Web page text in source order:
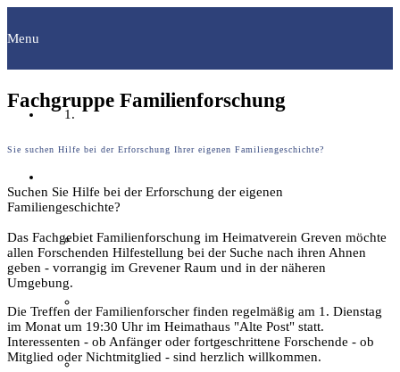
Menu
Startseite
Archäologie
Familienforschung
Fachgruppe Familienforschung
Sie suchen Hilfe bei der Erforschung Ihrer eigenen Familiengeschichte?
Suchen Sie Hilfe bei der Erforschung der eigenen
Familiengeschichte?
Das Fachgebiet Familienforschung im Heimatverein Greven möchte
allen Forschenden Hilfestellung bei der Suche nach ihren Ahnen
geben - vorrangig im Grevener Raum und in der näheren
Umgebung.
Die Treffen der Familienforscher finden regelmäßig am 1. Dienstag
im Monat um 19:30 Uhr im Heimathaus "Alte Post" statt.
Interessenten - ob Anfänger oder fortgeschrittene Forschende - ob
Mitglied oder Nichtmitglied - sind herzlich willkommen.